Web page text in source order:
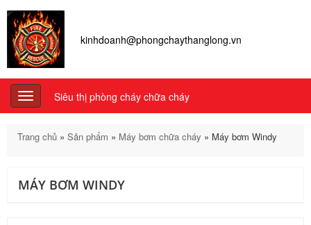
kinhdoanh@phongchaythanglong.vn
Toggle
navigation
Siêu thị phòng cháy chữa cháy
Trang chủ » Sản phẩm » Máy bơm chữa cháy » Máy bơm Windy
MÁY BƠM WINDY